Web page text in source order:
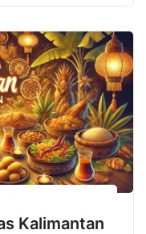
kreatif dan
hanya soal
Kalimantan